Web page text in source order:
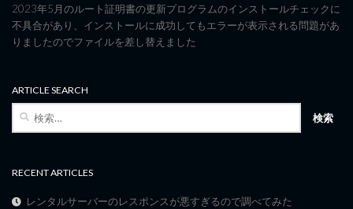
2023年5月のルート証明書の更新プログラムのインストールチェックに
不具合があり、インストールに成功してもエラーが表示される問題があ
りましたのでファイルを差し替えました
ARTICLE SEARCH
RECENT ARTICLES
レンタルサーバーのレスポンスが悪すぎるので調べてみた